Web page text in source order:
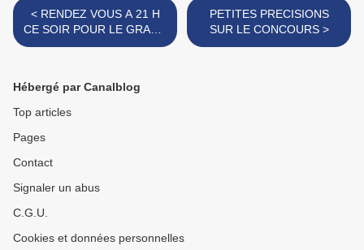
< RENDEZ VOUS A 21 H
CE SOIR POUR LE GRAND
CONCOURS 2010
PETITES PRECISIONS
SUR LE CONCOURS >
Hébergé par Canalblog
Top articles
Pages
Contact
Signaler un abus
C.G.U.
Cookies et données personnelles